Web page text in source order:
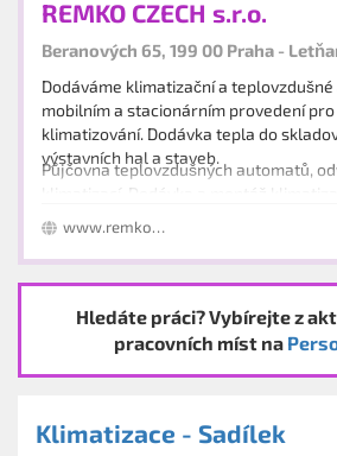
REMKO CZECH s.r.o.
Beranových 65, 199 00 Praha -
Dodáváme klimatizační a
mobilním a stacionárním provedení
klimatizování. Dodávka tepla do
výstavních hal a staveb.
Půjčovna teplovzdušných automatů,
klimatizací. Dodávka a montáž
čerpadel vzduch/voda, země/voda,
vzduch/vzduch.
www.remko.cz
Hledáte práci? Vybírejte z
pracovních míst na
Klimatizace - Sadílek